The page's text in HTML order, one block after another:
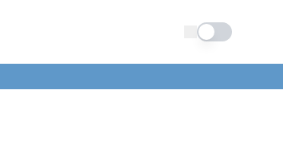
Schimba tema